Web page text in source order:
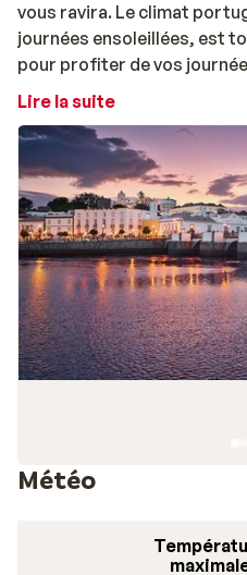
vous ravira. Le climat
journées ensoleillées, est
pour profiter de vos
boisson sur la terrasse d'un
À contempler
En parcourant la Rua de la
automatiquement devant
cette même rue, se trouve
construite au XVIIIe
édifiée au XVIe siècle, est
l'église Santa Maria do
des sept célèbres
promenades en pleine
cascade sous laquelle
Lire la suite
Météo